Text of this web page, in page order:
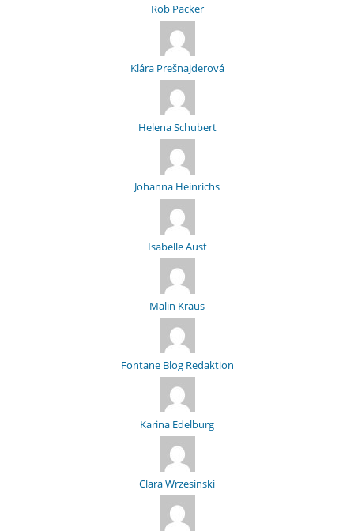
Rob Packer
Klára Prešnajderová
Helena Schubert
Johanna Heinrichs
Isabelle Aust
Malin Kraus
Fontane Blog Redaktion
Karina Edelburg
Clara Wrzesinski